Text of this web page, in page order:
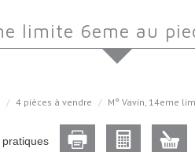
limite 6eme au
4 pièces à vendre M° Vavin, 14eme
pratiques